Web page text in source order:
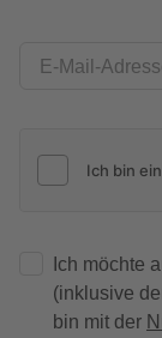
E-Mail-
Ich möchte
(inklusive
bin mit der